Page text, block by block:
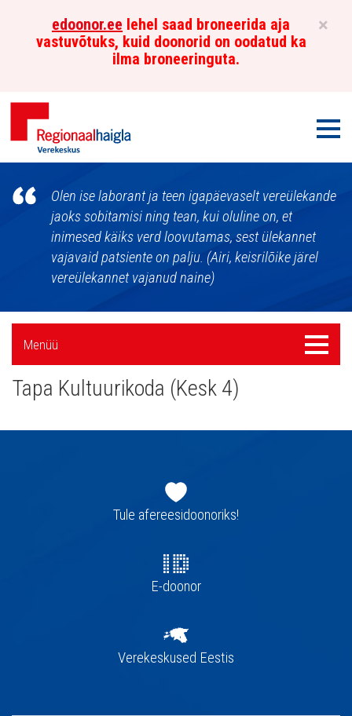
×
edoonor.ee lehel saad broneerida aja
vastuvõtuks, kuid doonorid on oodatud ka
ilma broneeringuta.
Põhja-
Eesti
Regionaalhaigla
Verekeskus
Olen ise laborant ja teen igapäevaselt vereülekande
jaoks sobitamisi ning tean, kui oluline on, et
inimesed käiks verd loovutamas, sest ülekannet
vajavaid patsiente on palju. (Airi, keisrilõike järel
vereülekannet vajanud naine)
Külgpaani
navigatsioon
Menüü
Menüü
Tapa Kultuurikoda (Kesk 4)
navigatsioonTule afereesidoonoriks!
E-doonor
Verekeskused Eestis